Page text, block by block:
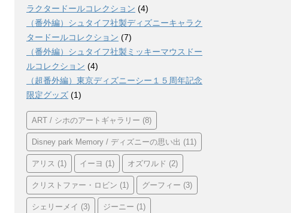
ラクタードールコレクション (4)
（番外編）シュタイフ社製ディズニーキャラク
タードールコレクション (7)
（番外編）シュタイフ社製ミッキーマウスドー
ルコレクション (4)
（超番外編）東京ディズニーシー１５周年記念
限定グッズ (1)
ART / シホのアートギャラリー (8)
Disney park Memory / ディズニーの思い出 (11)
アリス (1) イーヨ (1) オズワルド (2)
クリストファー・ロビン (1) グーフィー (3)
シェリーメイ (3) ジーニー (1)